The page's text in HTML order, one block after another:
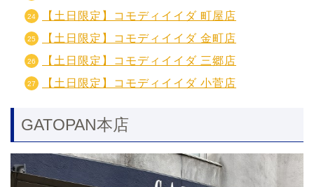
【土日限定】コモディイイダ 町屋店
【土日限定】コモディイイダ 金町店
【土日限定】コモディイイダ 三郷店
【土日限定】コモディイイダ 小菅店
GATOPAN本店